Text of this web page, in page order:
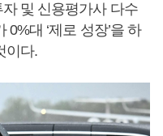
및 신용평가사 다수
대 ‘제로 성장’을 하
이다.